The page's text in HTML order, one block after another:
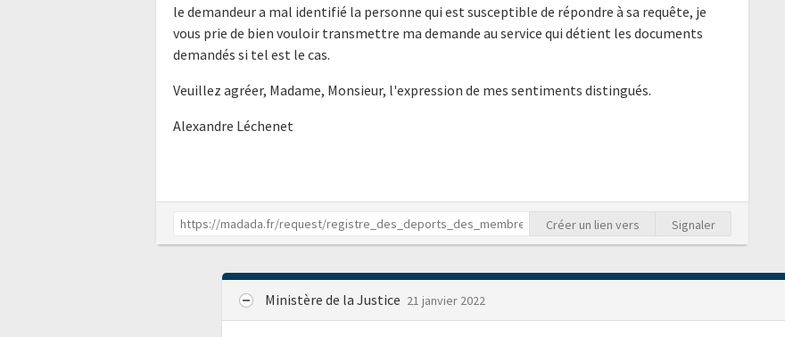
le demandeur a mal identifié la personne qui est susceptible de répondre à sa requête, je
vous prie de bien vouloir transmettre ma demande au service qui détient les documents
demandés si tel est le cas.
Veuillez agréer, Madame, Monsieur, l'expression de mes sentiments distingués.
Alexandre Léchenet
Créer un lien vers Signaler
Ministère de la Justice 21 janvier 2022